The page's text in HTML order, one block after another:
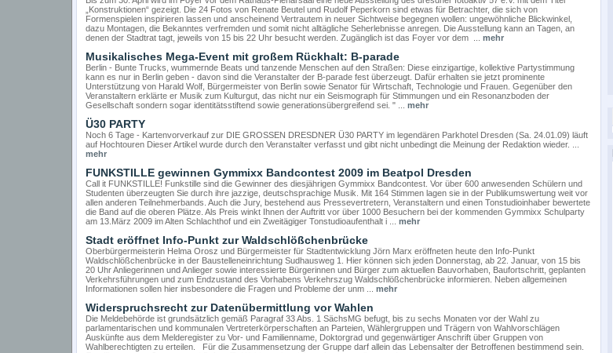
„Konstruktionen“ gezeigt. Die 24 Fotos von Renate Beutel und Rudolf Peperkorn sind etwas für Betrachter, die sich von
Formenspielen inspirieren lassen und anscheinend Vertrautem in neuer Sichtweise begegnen wollen: ungewöhnliche Blickwinkel,
dazu Montagen, die Bekanntes verfremden und somit nicht alltägliche Seherlebnisse anregen. Die Ausstellung kann an Tagen, an
denen der Stadtrat tagt, jeweils von 15 bis 22 Uhr besucht werden. Zugänglich ist das Foyer vor dem ... mehr
Musikalisches Mega-Event mit großem Rückhalt: B-parade
Berlin - Bunte Trucks, wummernde Beats und tanzende Menschen auf den Straßen: Diese einzigartige, kollektive Partystimmung
kann es nur in Berlin geben - davon sind die Veranstalter der B-parade fest überzeugt. Dafür erhalten sie jetzt prominente
Unterstützung von Harald Wolf, Bürgermeister von Berlin sowie Senator für Wirtschaft, Technologie und Frauen. Gegenüber den
Veranstaltern erklärte er Musik zum Kulturgut, das nicht nur ein Seismograph für Stimmungen und ein Resonanzboden der
Gesellschaft sondern sogar identitätsstiftend sowie generationsübergreifend sei. " ... mehr
Ü30 PARTY
Noch 6 Tage - Kartenvorverkauf zur DIE GROSSEN DRESDNER Ü30 PARTY im legendären Parkhotel Dresden (Sa. 24.01.09) läuft
auf Hochtouren Dieser Artikel wurde durch den Veranstalter verfasst und gibt nicht unbedingt die Meinung der Redaktion wieder. ...
mehr
FUNKSTILLE gewinnen Gymmixx Bandcontest 2009 im Beatpol Dresden
Call it FUNKSTILLE! Funkstille sind die Gewinner des diesjährigen Gymmixx Bandcontest. Vor über 600 anwesenden Schülern und
Studenten überzeugten Sie durch ihre jazzige, deutschsprachige Musik. Mit 164 Stimmen lagen sie in der Publikumswertung weit vor
allen anderen Teilnehmerbands. Auch die Jury, bestehend aus Pressevertretern, Veranstaltern und einen Tonstudioinhaber bewertete
die Band auf die oberen Plätze. Als Preis winkt Ihnen der Auftritt vor über 1000 Besuchern bei der kommenden Gymmixx Schulparty
am 13.März 2009 im Alten Schlachthof und ein Zweitägiger Tonstudioaufenthalt i ... mehr
Stadt eröffnet Info-Punkt zur Waldschlößchenbrücke
Oberbürgermeisterin Helma Orosz und Bürgermeister für Stadtentwicklung Jörn Marx eröffneten heute den Info-Punkt
Waldschlößchenbrücke in der Baustelleneinrichtung Sudhausweg 1. Hier können sich jeden Donnerstag, ab 22. Januar, von 15 bis
20 Uhr Anliegerinnen und Anlieger sowie interessierte Bürgerinnen und Bürger zum aktuellen Bauvorhaben, Baufortschritt, geplanten
Verkehrsführungen und zum Endzustand des Vorhabens Verkehrszug Waldschlößchenbrücke informieren. Neben allgemeinen
Informationen sollen hier insbesondere die Fragen und Probleme der unm ... mehr
Widerspruchsrecht zur Datenübermittlung vor Wahlen
Die Meldebehörde ist grundsätzlich gemäß Paragraf 33 Abs. 1 SächsMG befugt, bis zu sechs Monaten vor der Wahl zu
parlamentarischen und kommunalen Vertreterkörperschaften an Parteien, Wählergruppen und Trägern von Wahlvorschlägen
Auskünfte aus dem Melderegister zu Vor- und Familienname, Doktorgrad und gegenwärtiger Anschrift über Gruppen von
Wahlberechtigten zu erteilen. Für die Zusammensetzung der Gruppe darf allein das Lebensalter der Betroffenen bestimmend sein.